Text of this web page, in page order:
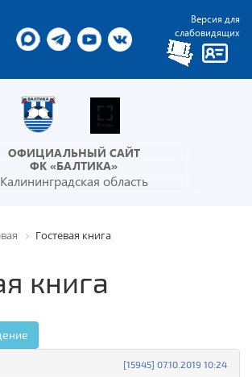
Версия для
слабовидящих
ОФИЦИАЛЬНЫЙ САЙТ
ФК «БАЛТИКА»
Калининградская область
Гостевая книга
книга
[15945] 07.10.2019 10:24